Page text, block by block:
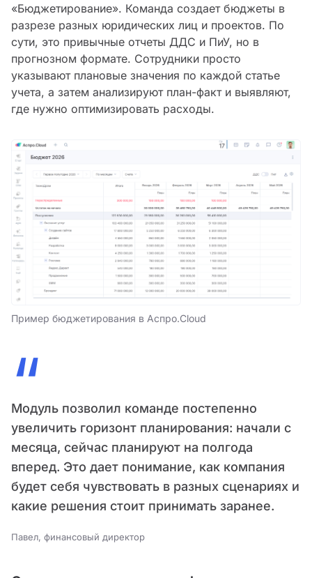
«Бюджетирование». Команда создает бюджеты в
разрезе разных юридических лиц и проектов. По
сути, это привычные отчеты ДДС и ПиУ, но в
прогнозном формате. Сотрудники просто
указывают плановые значения по каждой статье
учета, а затем анализируют план-факт и выявляют,
где нужно оптимизировать расходы.
Пример бюджетирования в Аспро.Cloud
“
Модуль позволил команде постепенно
увеличить горизонт планирования: начали с
месяца, сейчас планируют на полгода
вперед. Это дает понимание, как компания
будет себя чувствовать в разных сценариях и
какие решения стоит принимать заранее.
Павел, финансовый директор